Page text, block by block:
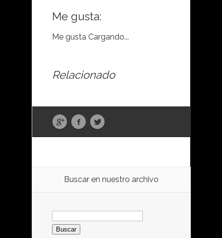
Me gusta:
Me gusta Cargando...
Relacionado
Buscar en nuestro archivo
Buscar: